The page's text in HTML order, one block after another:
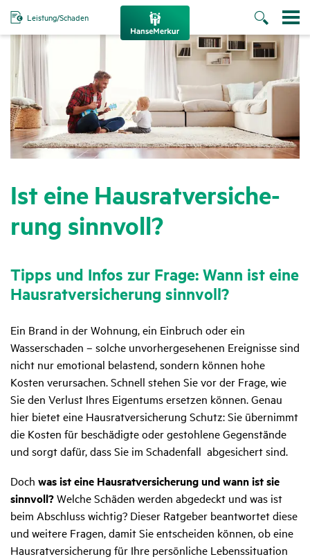
Leistung/Schaden
Ist eine Haus­rat­ver­si­che­
rung sinn­voll?
Tipps und Infos zur Frage: Wann ist eine
Haus­rat­ver­si­che­rung sinn­voll?
Ein Brand in der Wohnung, ein Einbruch oder ein
Wasserschaden – solche unvorhergesehenen Ereignisse sind
nicht nur emotional belastend, sondern können hohe
Kosten verursachen. Schnell stehen Sie vor der Frage, wie
Sie den Verlust Ihres Eigentums ersetzen können. Genau
hier bietet eine Hausratversicherung Schutz: Sie übernimmt
die Kosten für beschädigte oder gestohlene Gegenstände
und sorgt dafür, dass Sie im Schadenfall abgesichert sind.
Doch was ist eine Hausratversicherung und wann ist sie
sinnvoll?Welche Schäden werden abgedeckt und was ist
beim Abschluss wichtig? Dieser Ratgeber beantwortet diese
und weitere Fragen, damit Sie entscheiden können, ob eine
Hausratversicherung für Ihre persönliche Lebenssituation